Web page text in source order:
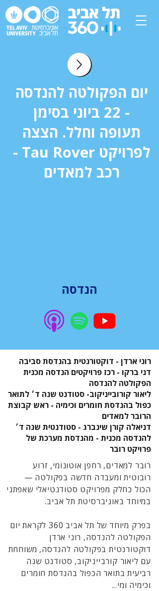
יום הפקולטה להנדסה
- 22 ביוני בסימן
תעופה וחלל. הצצה
לפרויקט Tau Rover -
רכב למאדים
הנדסה
רוני ארדן - דוקטורנטית בהנדסת סביבה
דני ברקו - רכז פרויקטים הנדסה מכנית
הפקולטה להנדסה
ליאור קורובייניקוב- סטודנט שנה ד׳ לתואר
כפול בהנדסת חומרים וכימיה - ראש קבוצת
הרובר למאדים
דניאלה קורן שינברג - סטודנטית שנה ד׳
להנדסה מכנית - מהנדסת מערכת של
פרויקט רובר
רובר למאדים, רחפן אוטונומי, זרוע
רובוטית ומעבדה חדשה בפקולטה —
הכול כחלק מפרויקט סטודנטיאלי שאפתני
במיוחד באוניברסיטת תל אביב.
בפרק מיוחד של תל אביב 360 לקראת יום
הפקולטה להנדסה, רוני ארדן
דוקטורנטית בפקולטה להנדסה, משוחחת
עם ליאור קורבייניקוב, סטודנט שנה
רביעית בתואר הכפול בהנדסת חומרים
וכימיה ומי...